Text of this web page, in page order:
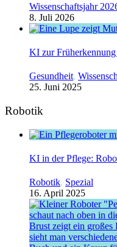
Wissenschaftsjahr
8. Juli 2026
KI zur
Gesundheit,
25. Juni 2025
Robotik
KI in der Pflege:
Robotik, Spezial
16. April 2025